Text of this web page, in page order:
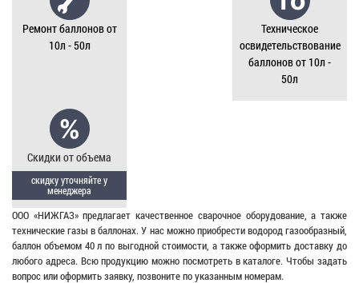
Ремонт баллонов от
10л - 50л
Техническое
освидетельствование
баллонов от 10л -
50л
Скидки от объема
скидку уточняйте у
менеджера
ООО «НИЖГАЗ» предлагает качественное сварочное оборудование, а также
технические газы в баллонах. У нас можно приобрести водород газообразный,
баллон объемом 40 л по выгодной стоимости, а также оформить доставку до
любого адреса. Всю продукцию можно посмотреть в каталоге. Чтобы задать
вопрос или оформить заявку, позвоните по указанным номерам.